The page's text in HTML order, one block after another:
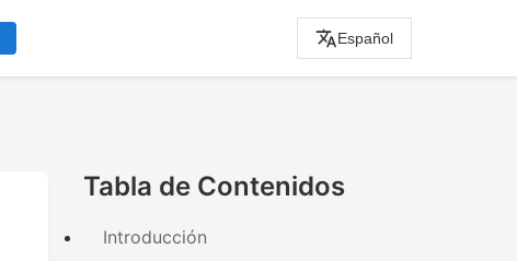
Español
Tabla de Contenidos
Introducción